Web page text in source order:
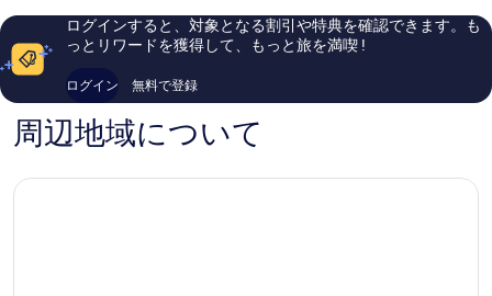
デ
オ
ス
ト
リ
ー
ら
い、
口
142
件
の
糸
満
コ
ミ
ログインすると、対象となる割引や特典を確認できます。も
っとリワードを獲得して、もっと旅を満喫 !
ログイン 無料で登録
周辺地域について